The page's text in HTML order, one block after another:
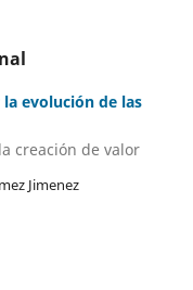
evolución de las
creación de valor
Jimenez